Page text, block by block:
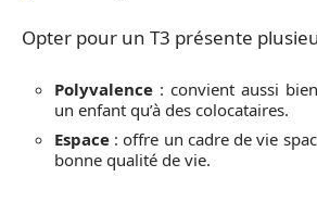
Opter pour un T3 présente
Polyvalence : convient aussi
un enfant qu’à des colocataires.
Espace : offre un cadre de vie
bonne qualité de vie.